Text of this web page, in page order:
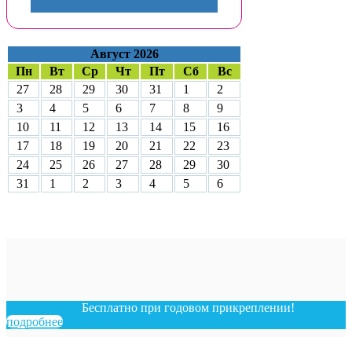
Август 2026
Пн
Вт Ср Чт Пт Сб
Вс
27
28 29 30 31 1
2
3
4 5 6 7 8
9
10
11 12 13 14 15
16
17
18 19 20 21 22
23
24
25 26 27 28 29
30
31
1 2 3 4 5 6
Бесплатно при годовом прикреплении!
подробнее